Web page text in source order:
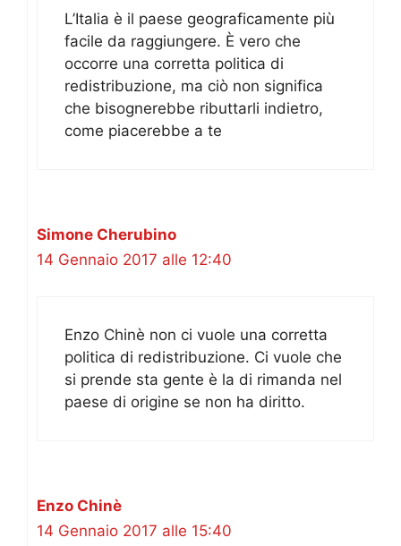
L’Italia è il paese geograficamente più
facile da raggiungere. È vero che
occorre una corretta politica di
redistribuzione, ma ciò non significa
che bisognerebbe ributtarli indietro,
come piacerebbe a te
Simone Cherubino
14 Gennaio 2017 alle 12:40
Enzo Chinè non ci vuole una corretta
politica di redistribuzione. Ci vuole che
si prende sta gente è la di rimanda nel
paese di origine se non ha diritto.
Enzo Chinè
14 Gennaio 2017 alle 15:40